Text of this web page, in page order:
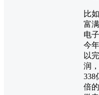
比
富
电
今
以
润
338
倍